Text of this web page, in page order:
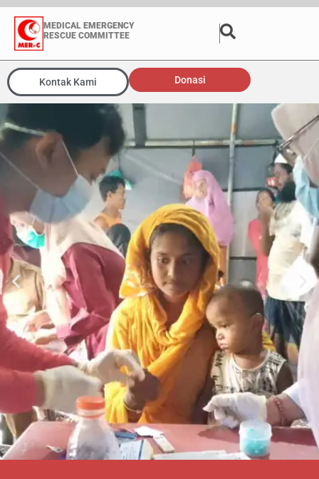
MEDICAL EMERGENCY
RESCUE COMMITTEE
Kontak Kami Donasi